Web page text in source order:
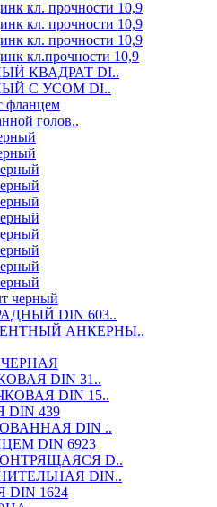
кл. прочности 10,9
кл. прочности 10,9
кл. прочности 10,9
кл.прочности 10,9
КВАДРАТ DI..
С УСОМ DI..
фланцем
голов..
черный
DIN 603..
АНКЕРНЫ..
ЧЕРНАЯ
DIN 31..
DIN 15..
439
DIN ..
DIN 6923
D..
DIN..
1624